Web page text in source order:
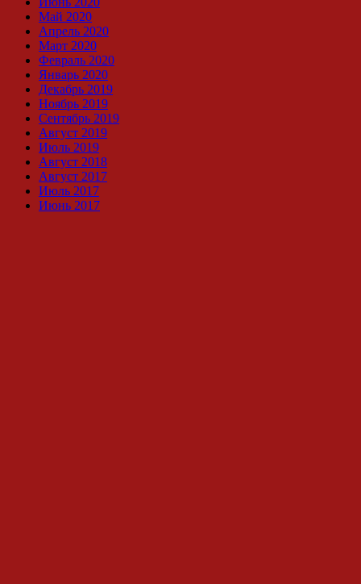
Май 2020
Апрель 2020
Март 2020
Февраль 2020
Январь 2020
Декабрь 2019
Ноябрь 2019
Сентябрь 2019
Август 2019
Июль 2019
Август 2018
Август 2017
Июль 2017
Июнь 2017